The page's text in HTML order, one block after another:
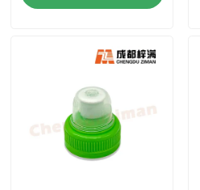
Продукты
Ролики